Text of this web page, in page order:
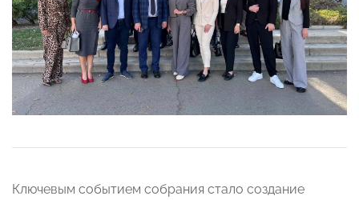
Ключевым событием собрания стало создание